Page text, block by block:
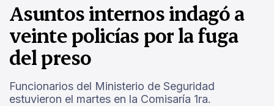
Asuntos internos indagó a
veinte policías por la fuga
del preso
Funcionarios del Ministerio de Seguridad
estuvieron el martes en la Comisaría 1ra.